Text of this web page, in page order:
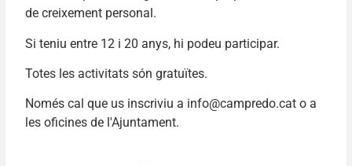
de creixement personal.
Si teniu entre 12 i 20 anys, hi podeu participar.
Totes les activitats són gratuïtes.
Només cal que us inscriviu a info@campredo.cat o a
les oficines de l'Ajuntament.